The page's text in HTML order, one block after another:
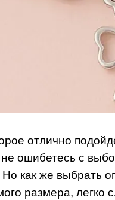
отлично
ошибетесь с
как же выбрать
размера, легко